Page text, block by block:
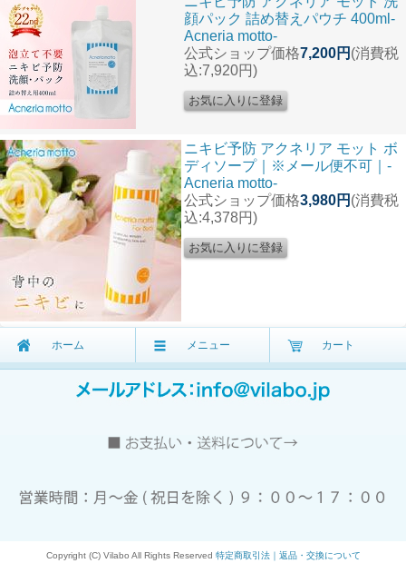
顔パック 詰め替えパウチ 400ml-
Acneria motto-
公式ショップ価格7,200円 (消費税
込:7,920円)
ニキビ予防 アクネリア モット ボ
ディソープ｜※メール便不可｜-
Acneria motto-
公式ショップ価格3,980円 (消費税
込:4,378円)
ホーム メニュー カート
Copyright (C) Vilabo All Rights Reserved 特定商取引法｜返品・交換について